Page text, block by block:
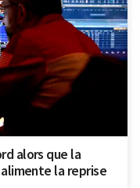
alors que la
la reprise